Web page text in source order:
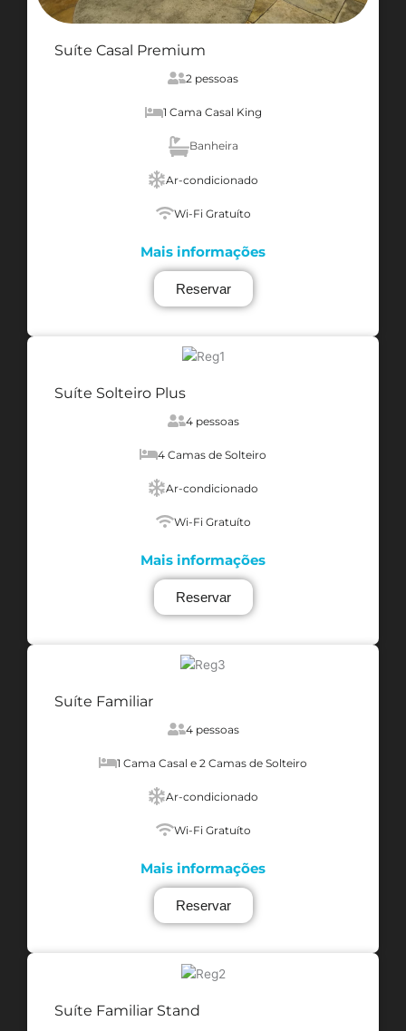
Suíte Casal Premium
2 pessoas
1 Cama Casal King
Banheira
Ar-condicionado
Wi-Fi Gratuíto
Mais informações
Reservar
Suíte Solteiro Plus
4 pessoas
4 Camas de Solteiro
Ar-condicionado
Wi-Fi Gratuíto
Mais informações
Reservar
Suíte Familiar
4 pessoas
1 Cama Casal e 2 Camas de Solteiro
Ar-condicionado
Wi-Fi Gratuíto
Mais informações
Reservar
Suíte Familiar Stand